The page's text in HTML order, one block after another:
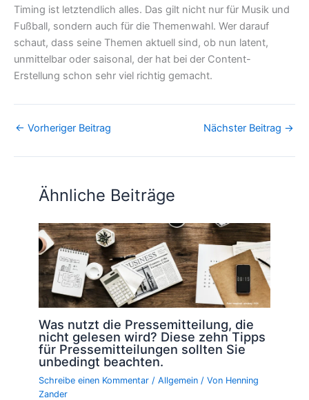
Timing ist letztendlich alles. Das gilt nicht nur für Musik und
Fußball, sondern auch für die Themenwahl. Wer darauf
schaut, dass seine Themen aktuell sind, ob nun latent,
unmittelbar oder saisonal, der hat bei der Content-
Erstellung schon sehr viel richtig gemacht.
← Vorheriger Beitrag Nächster Beitrag →
Ähnliche Beiträge
Was nutzt die Pressemitteilung, die
nicht gelesen wird? Diese zehn Tipps
für Pressemitteilungen sollten Sie
unbedingt beachten.
Schreibe einen Kommentar /Allgemein / Von Henning
Zander